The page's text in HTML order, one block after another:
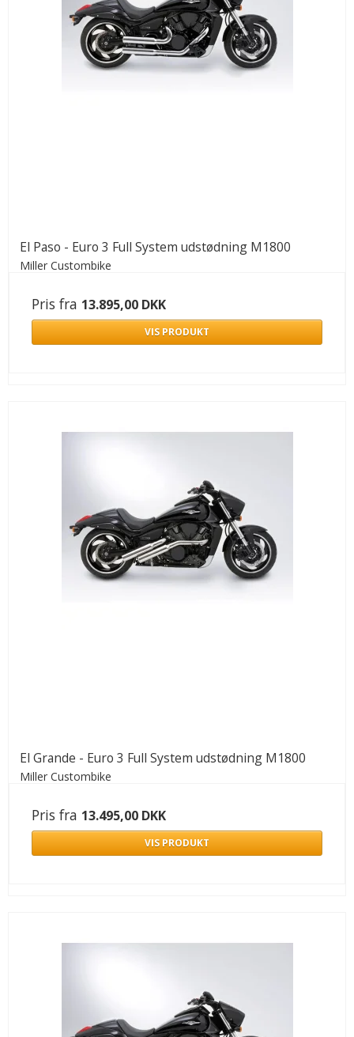
El Paso - Euro 3 Full System udstødning M1800
Miller Custombike
Pris fra 13.895,00 DKK
VIS PRODUKT
El Grande - Euro 3 Full System udstødning M1800
Miller Custombike
Pris fra 13.495,00 DKK
VIS PRODUKT